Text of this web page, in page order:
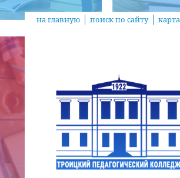
на главную поиск по сайту